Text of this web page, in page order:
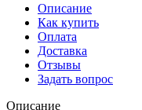
Описание
Как купить
Оплата
Доставка
Отзывы
Задать вопрос
Описание